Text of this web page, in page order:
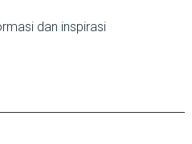
dan inspirasi